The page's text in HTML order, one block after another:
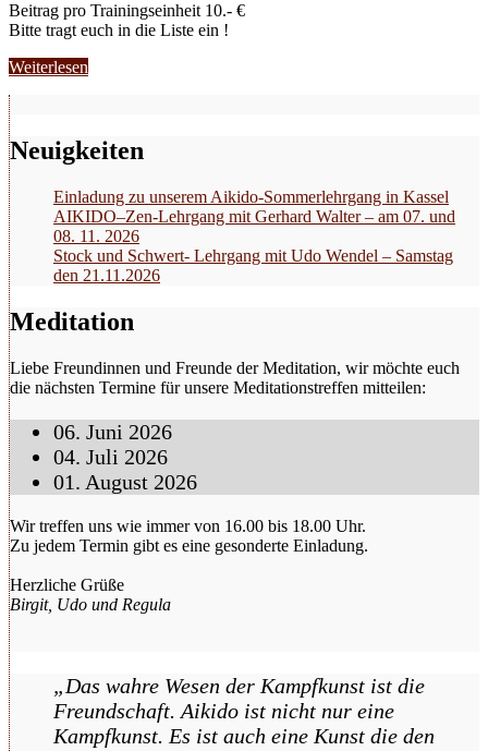
Beitrag pro Trainingseinheit 10.- €
Bitte tragt euch in die Liste ein !
Weiterlesen
Neuigkeiten
Einladung zu unserem Aikido-Sommerlehrgang in Kassel
AIKIDO–Zen-Lehrgang mit Gerhard Walter – am 07. und
08. 11. 2026
Stock und Schwert- Lehrgang mit Udo Wendel – Samstag
den 21.11.2026
Meditation
Liebe Freundinnen und Freunde der Meditation, wir möchte euch
die nächsten Termine für unsere Meditationstreffen mitteilen:
06. Juni 2026
04. Juli 2026
01. August 2026
Wir treffen uns wie immer von 16.00 bis 18.00 Uhr.
Zu jedem Termin gibt es eine gesonderte Einladung.
Herzliche Grüße
Birgit, Udo und Regula
„Das wahre Wesen der Kampfkunst ist die
Freundschaft. Aikido ist nicht nur eine
Kampfkunst. Es ist auch eine Kunst die den